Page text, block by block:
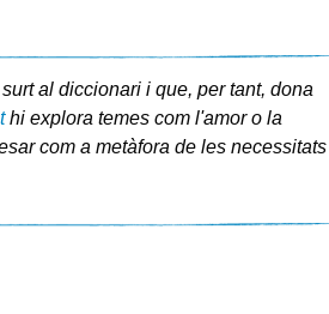
al diccionari i que, per tant, dona
hi explora temes com l'amor o la
com a metàfora de les necessitats